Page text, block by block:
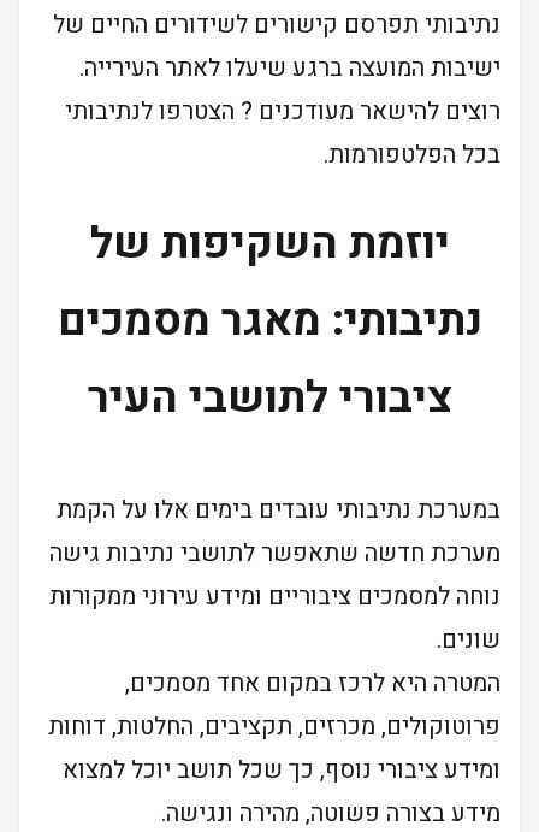
נתיבותי תפרסם קישורים לשידורים החיים של
ישיבות המועצה ברגע שיעלו לאתר העירייה.
רוצים להישאר מעודכנים ? הצטרפו לנתיבותי
בכל הפלטפורמות.
יוזמת השקיפות של
נתיבותי: מאגר מסמכים
ציבורי לתושבי העיר
במערכת נתיבותי עובדים בימים אלו על הקמת
מערכת חדשה שתאפשר לתושבי נתיבות גישה
נוחה למסמכים ציבוריים ומידע עירוני ממקורות
שונים.
המטרה היא לרכז במקום אחד מסמכים,
פרוטוקולים, מכרזים, תקציבים, החלטות, דוחות
ומידע ציבורי נוסף, כך שכל תושב יוכל למצוא
מידע בצורה פשוטה, מהירה ונגישה.